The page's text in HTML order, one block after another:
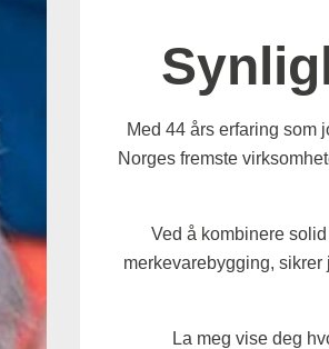
Med 44 års erfaring som
Norges fremste
Ved å kombinere
merkevarebygging,
La meg vise deg